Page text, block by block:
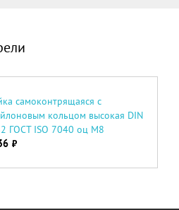
самоконтрящаяся с
кольцом высокая DIN
ГОСТ ISO 7040 оц М8
руб.